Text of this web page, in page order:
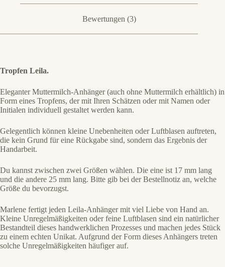
Bewertungen (3)
Tropfen Leila.
Eleganter Muttermilch-Anhänger (auch ohne Muttermilch erhältlich) in
Form eines Tropfens, der mit Ihren Schätzen oder mit Namen oder
Initialen individuell gestaltet werden kann.
Gelegentlich können kleine Unebenheiten oder Luftblasen auftreten,
die kein Grund für eine Rückgabe sind, sondern das Ergebnis der
Handarbeit.
Du kannst zwischen zwei Größen wählen. Die eine ist 17 mm lang
und die andere 25 mm lang. Bitte gib bei der Bestellnotiz an, welche
Größe du bevorzugst.
Marlene fertigt jeden Leila-Anhänger mit viel Liebe von Hand an.
Kleine Unregelmäßigkeiten oder feine Luftblasen sind ein natürlicher
Bestandteil dieses handwerklichen Prozesses und machen jedes Stück
zu einem echten Unikat. Aufgrund der Form dieses Anhängers treten
solche Unregelmäßigkeiten häufiger auf.